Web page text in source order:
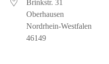
Brinkstr. 31
Oberhausen
Nordrhein-Westfalen
46149